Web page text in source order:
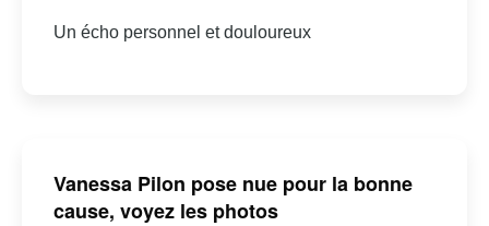
Un écho personnel et douloureux
Vanessa Pilon pose nue pour la bonne
cause, voyez les photos